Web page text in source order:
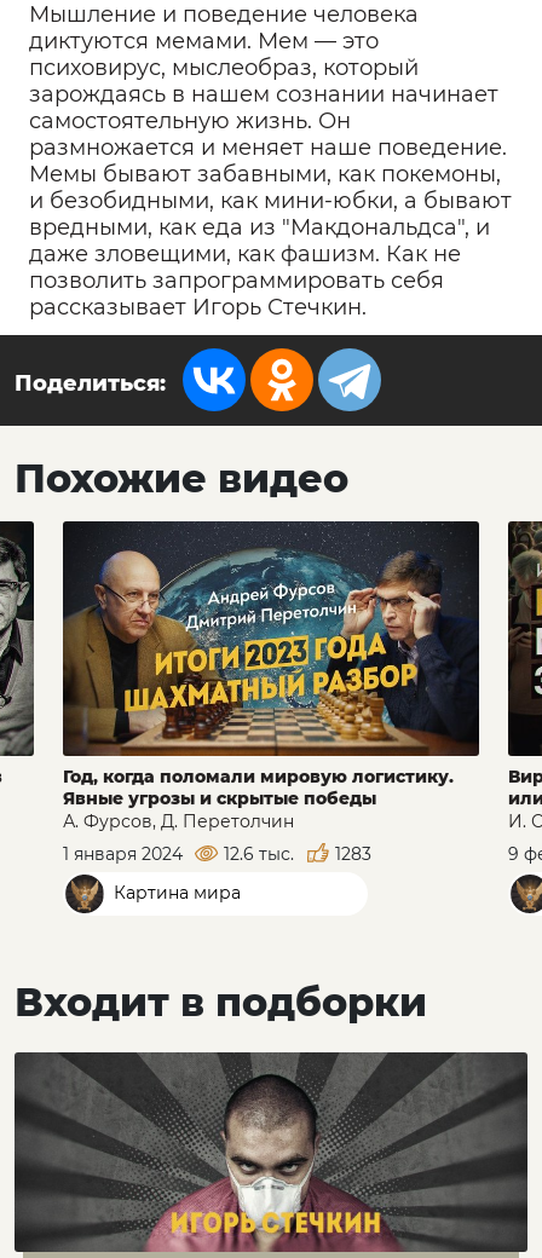
Мышление и поведение человека
диктуются мемами. Мем — это
психовирус, мыслеобраз, который
зарождаясь в нашем сознании начинает
самостоятельную жизнь. Он
размножается и меняет наше поведение.
Мемы бывают забавными, как покемоны,
и безобидными, как мини-юбки, а бывают
вредными, как еда из "Макдональдса", и
даже зловещими, как фашизм. Как не
позволить запрограммировать себя
рассказывает Игорь Стечкин.
Поделиться:
Похожие видео
Год, когда поломали мировую логистику.
Явные угрозы и скрытые победы
А. Фурсов, Д. Перетолчин
1 января 2024
12.6 тыс.
1283
Картина мира
И.
9
Входит в подборки